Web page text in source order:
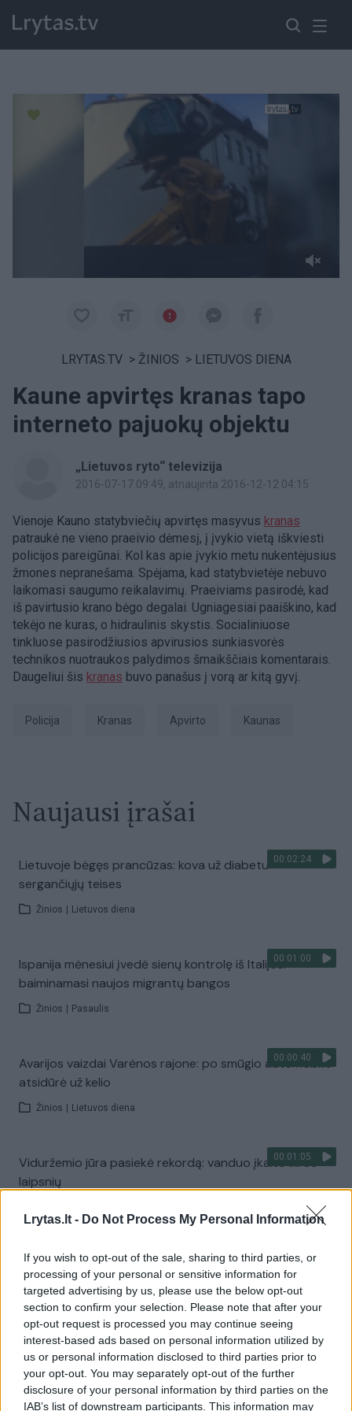
Lrytas.lt - Do Not Process My Personal Information
If you wish to opt-out of the sale, sharing to third parties, or
processing of your personal or sensitive information for
targeted advertising by us, please use the below opt-out
section to confirm your selection. Please note that after your
opt-out request is processed you may continue seeing
interest-based ads based on personal information utilized by
us or personal information disclosed to third parties prior to
your opt-out. You may separately opt-out of the further
disclosure of your personal information by third parties on the
IAB’s list of downstream participants. This information may
LRYTAS.TV > ŽINIOS > LIETUVOS DIENA
Kaune apvirtęs kranas tapo
interneto pajuokų objektu
„Lietuvos ryto“ televizija
2016-07-17 09:49, atnaujinta 2016-12-12 04:15
Vienoje Kauno statybviečių apvirtęs masyvus kranas
patraukė ne vieno praeivio dėmesį, į įvykio vietą iškviesti
policijos pareigūnai. Kol kas apie įvykio metu nukentėjusius
žmones nepranešama. Spėjama, kad statybvietėje nebuvo
laikomasi saugumo reikalavimų. Praeiviams pasirodė, kad
iš pavirtusio krano bėgo degalai. Ugniagesiai paaiškino, kad
tekėjo ne kuras, o hidraulinis skystis. Socialiniuose
tinkluose pasirodžiusios apvirusios sunkiasvorės
technikos nuotraukos palydimos šmaikščiais komentarais.
Daugeliui šis kranas buvo panašus į vorą ar kitą gyvį.
Policija kranas apvirto Kaunas
Naujausi įrašai
00:02:24
Lietuvoje bėgęs prancūzas: kova už diabetu
sergančiųjų teises
Žinios Lietuvos diena
00:01:00
Ispanija mėnesiui įvedė sienų kontrolę iš Italijos:
baiminamasi naujos migrantų bangos
Žinios Pasaulis
00:00:40
Avarijos vaizdai Varėnos rajone: po smūgio automobilis
atsidūrė už kelio
Žinios Lietuvos diena
00:01:05
Viduržemio jūra pasiekė rekordą: vanduo įkaito iki 33
laipsnių
Visi įrašai
Žiūrimiausi įrašai
00:00:30
Vaizdai iš tragiškos avarijos Vilniaus r.: dviejų moterų ir